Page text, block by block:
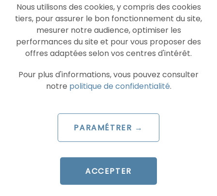
SEA GOOGLE ADS
ARTICLE DE BLOG
Google Shopping s’ouvre aux
abonnements de biens
physiques
Nous utilisons des cookies, y compris des cookies
tiers, pour assurer le bon fonctionnement du site,
mesurer notre audience, optimiser les
performances du site et pour vous proposer des
offres adaptées selon vos centres d'intérêt.
Pour plus d'informations, vous pouvez consulter
notre politique de confidentialité.
PARAMÉTRER →
ACCEPTER